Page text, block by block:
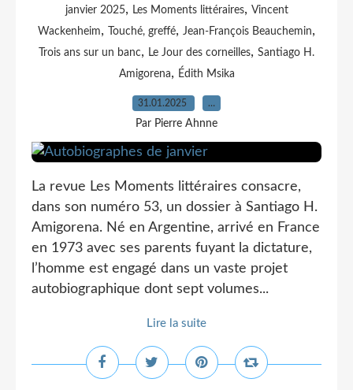
janvier 2025, Les Moments littéraires, Vincent
Wackenheim, Touché, greffé, Jean-François Beauchemin,
Trois ans sur un banc, Le Jour des corneilles, Santiago H.
Amigorena, Édith Msika
31.01.2025 …
Par Pierre Ahnne
La revue Les Moments littéraires consacre,
dans son numéro 53, un dossier à Santiago H.
Amigorena. Né en Argentine, arrivé en France
en 1973 avec ses parents fuyant la dictature,
l’homme est engagé dans un vaste projet
autobiographique dont sept volumes...
Lire la suite